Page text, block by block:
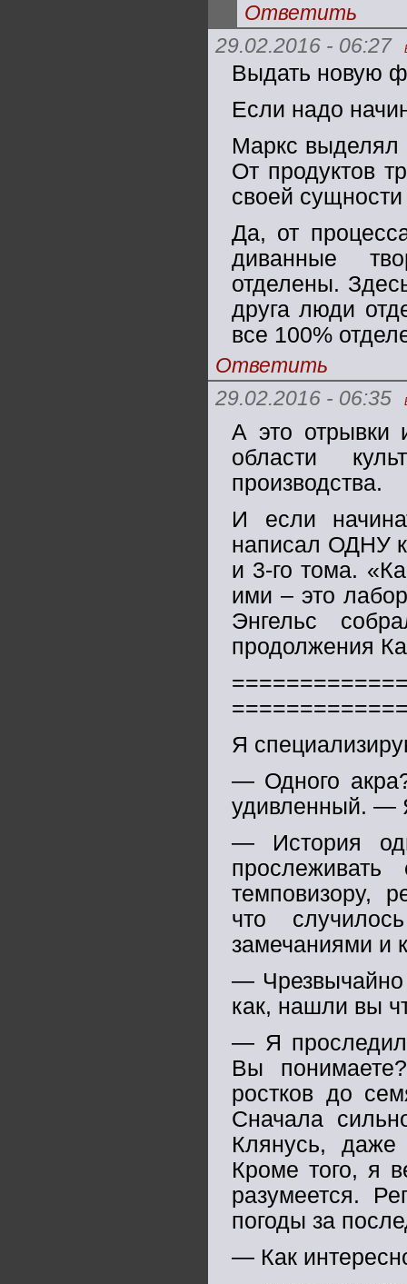
Ответить
29.02.2016 - 06:27
Выдать новую
Если надо
Маркс выделял
От продуктов
своей сущности
Да, от
диванные
отделены.
друга люди
все 100%
Ответить
29.02.2016 - 06:35
А это отрывки
области
производства.
И если
написал ОДНУ
и 3-го тома.
ими – это
Энгельс
продолжения
Я
— Одного
удивленный. —
— История
темповизору,
что
замечаниями и
— Чрезвычайно
как, нашли вы
— Я проследил
Вы
ростков до
Сначала
Клянусь, даже
Кроме того, я
разумеется.
погоды за
— Как